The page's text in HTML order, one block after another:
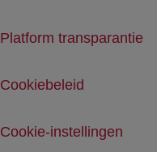
Platform transparantie
Cookiebeleid
Cookie-instellingen